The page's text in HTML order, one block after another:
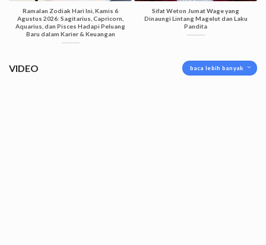
Ramalan Zodiak Hari Ini, Kamis 6
Agustus 2026: Sagitarius, Capricorn,
Aquarius, dan Pisces Hadapi Peluang
Baru dalam Karier & Keuangan
Sifat Weton Jumat Wage yang
Dinaungi Lintang Magelut dan Laku
Pandita
VIDEO baca lebih banyak